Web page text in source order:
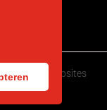
HappyWebsites